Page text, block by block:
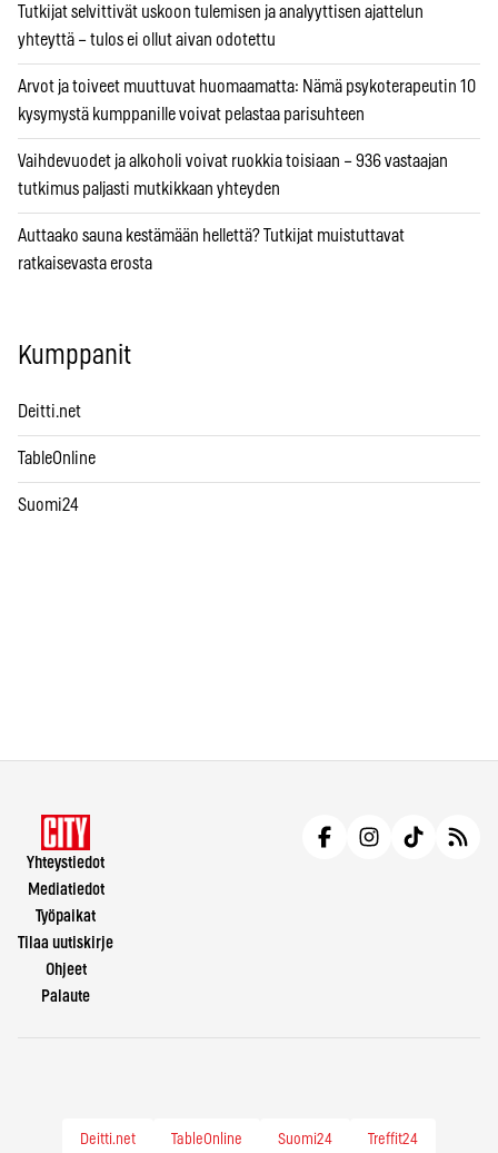
Tutkijat selvittivät uskoon tulemisen ja analyyttisen ajattelun
yhteyttä – tulos ei ollut aivan odotettu
Arvot ja toiveet muuttuvat huomaamatta: Nämä psykoterapeutin 10
kysymystä kumppanille voivat pelastaa parisuhteen
Vaihdevuodet ja alkoholi voivat ruokkia toisiaan – 936 vastaajan
tutkimus paljasti mutkikkaan yhteyden
Auttaako sauna kestämään hellettä? Tutkijat muistuttavat
ratkaisevasta erosta
Kumppanit
Deitti.net
TableOnline
Suomi24
Yhteystiedot
Mediatiedot
Työpaikat
Tilaa uutiskirje
Ohjeet
Palaute
Deitti.net TableOnline Suomi24 Treffit24